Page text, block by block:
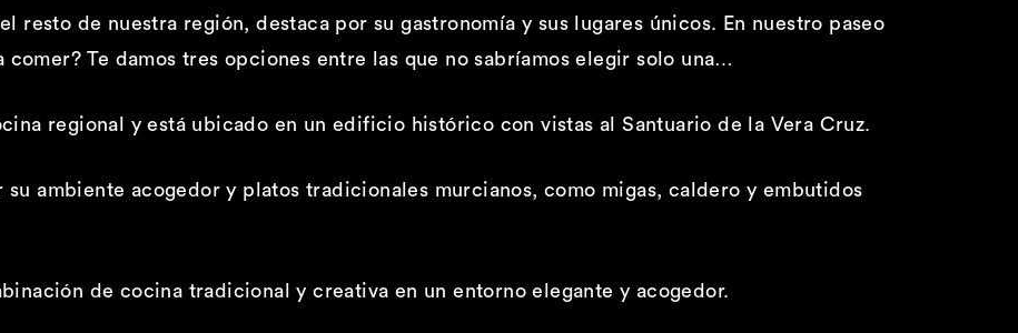
resto de nuestra región, destaca por su gastronomía y sus lugares únicos. En nuestro paseo
Te damos tres opciones entre las que no sabríamos elegir solo una…
regional y está ubicado en un edificio histórico con vistas al Santuario de la Vera Cruz.
su ambiente acogedor y platos tradicionales murcianos, como migas, caldero y embutidos
de cocina tradicional y creativa en un entorno elegante y acogedor.